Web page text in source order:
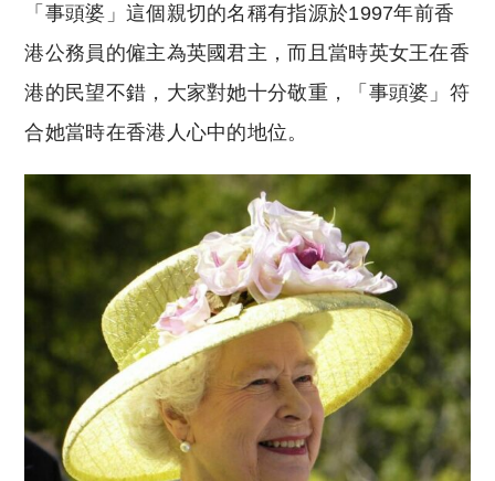
「事頭婆」這個親切的名稱有指源於1997年前香
港公務員的僱主為英國君主，而且當時英女王在香
港的民望不錯，大家對她十分敬重，「事頭婆」符
合她當時在香港人心中的地位。